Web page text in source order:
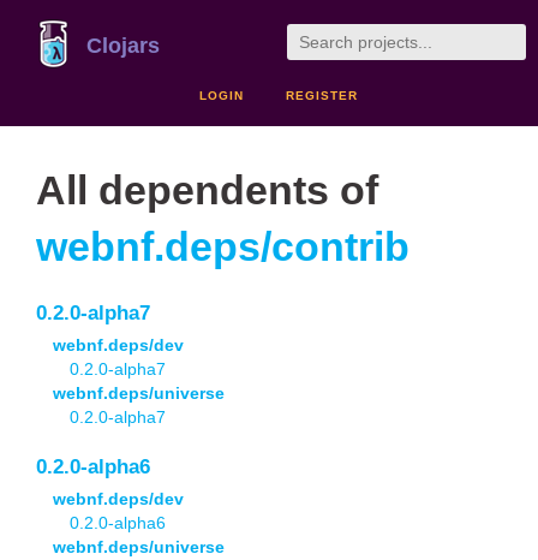
Clojars
LOGIN REGISTER
All dependents of
webnf.deps/contrib
0.2.0-alpha7
webnf.deps/dev
0.2.0-alpha7
webnf.deps/universe
0.2.0-alpha7
0.2.0-alpha6
webnf.deps/dev
0.2.0-alpha6
webnf.deps/universe